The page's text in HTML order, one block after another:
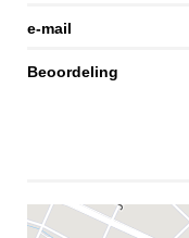
e-mail
Beoordeling